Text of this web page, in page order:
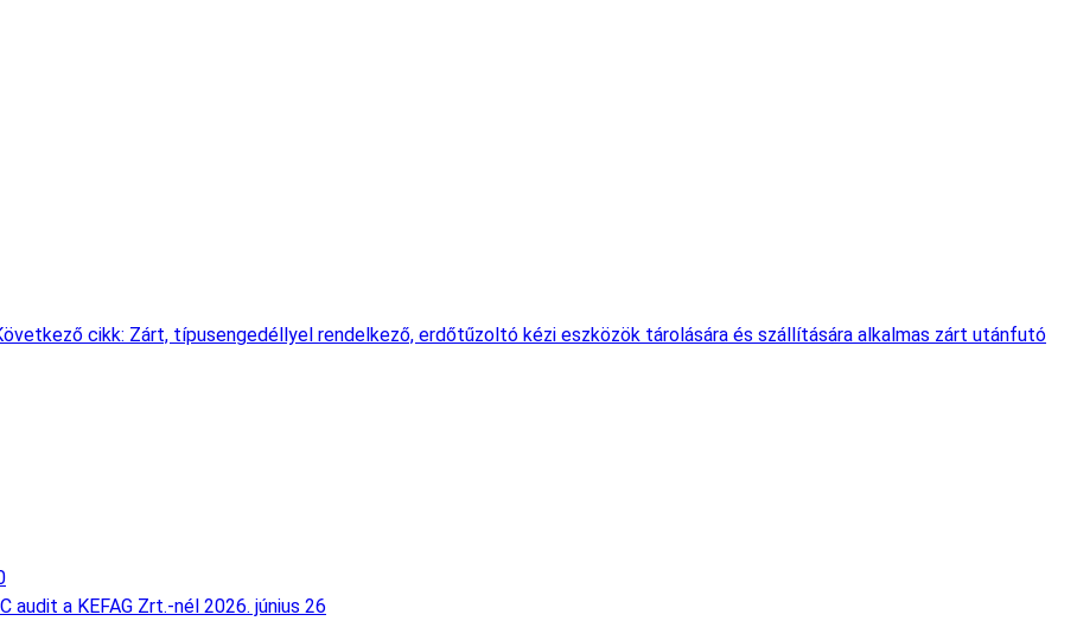
cikk: Zárt, típusengedéllyel rendelkező, erdőtűzoltó kézi eszközök tárolására és szállítására alkalmas zárt utánfutó
audit a KEFAG Zrt.-nél 2026. június 26